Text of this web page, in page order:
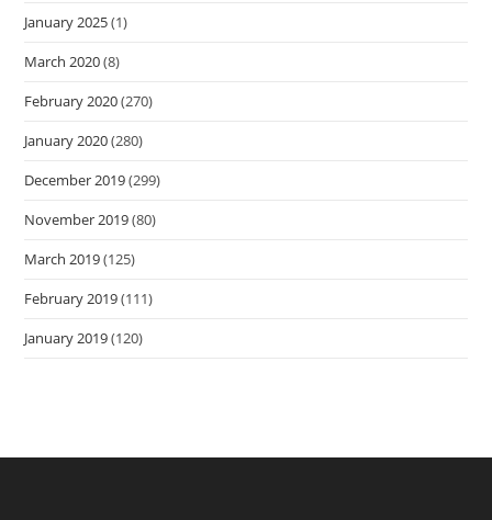
January 2025(1)
March 2020(8)
February 2020(270)
January 2020(280)
December 2019(299)
November 2019(80)
March 2019(125)
February 2019(111)
January 2019(120)